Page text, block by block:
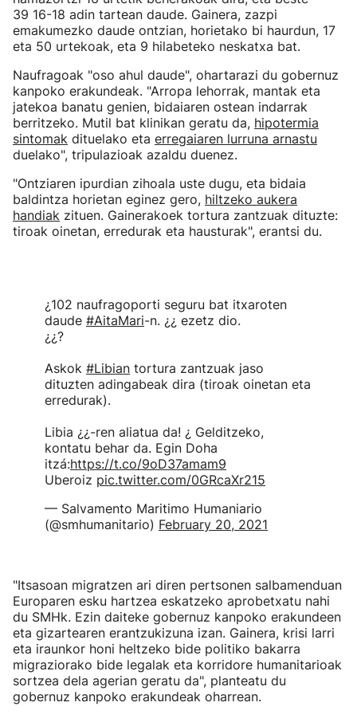
39 16-18 adin tartean daude. Gainera, zazpi
emakumezko daude ontzian, horietako bi haurdun, 17
eta 50 urtekoak, eta 9 hilabeteko neskatxa bat.
Naufragoak "oso ahul daude", ohartarazi du gobernuz
kanpoko erakundeak. "Arropa lehorrak, mantak eta
jatekoa banatu genien, bidaiaren ostean indarrak
berritzeko. Mutil bat klinikan geratu da, hipotermia
sintomak dituelako eta erregaiaren lurruna arnastu
duelako", tripulazioak azaldu duenez.
"Ontziaren ipurdian zihoala uste dugu, eta bidaia
baldintza horietan eginez gero, hiltzeko aukera
handiak zituen. Gainerakoek tortura zantzuak dituzte:
tiroak oinetan, erredurak eta hausturak", erantsi du.
¿102 naufragoporti seguru bat itxaroten
daude #AitaMari-n. ¿¿ ezetz dio.
¿¿?
Askok #Libian tortura zantzuak jaso
dituzten adingabeak dira (tiroak oinetan eta
erredurak).
Libia ¿¿-ren aliatua da! ¿ Gelditzeko,
kontatu behar da. Egin Doha
itzá:https://t.co/9oD37amam9
Uberoiz pic.twitter.com/0GRcaXr215
— Salvamento Maritimo Humaniario
(@smhumanitario) February 20, 2021
"Itsasoan migratzen ari diren pertsonen salbamenduan
Europaren esku hartzea eskatzeko aprobetxatu nahi
du SMHk. Ezin daiteke gobernuz kanpoko erakundeen
eta gizartearen erantzukizuna izan. Gainera, krisi larri
eta iraunkor honi heltzeko bide politiko bakarra
migraziorako bide legalak eta korridore humanitarioak
sortzea dela agerian geratu da", planteatu du
gobernuz kanpoko erakundeak oharrean.